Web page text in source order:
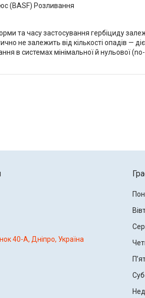
(BASF) Розливання
та часу застосування гербіциду
не залежить від кількості опадів —
в системах мінімальної й нульової
40-А, Дніпро, Україна